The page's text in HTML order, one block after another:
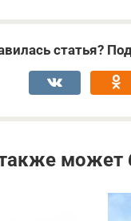
статья?
может